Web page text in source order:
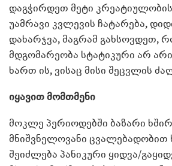
დაგჭირდეთ მეტი კრეატიულობის
უამრავი კვლევის ჩატარება,
დახარჯვა, მაგრამ გახსოვდეთ,
მდგომარეობა სტატიკური არ
ხართ ის, ვისაც მისი შეცვლის
იყავით მომთმენი
მოკლე პერიოდებში ბაზარი
მნიშვნელოვანი ცვალებადობით
შეიძლება პანიკური ყიდვა/